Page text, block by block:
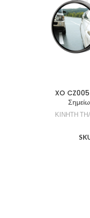
XO
ΚΙΝΗΤΗ